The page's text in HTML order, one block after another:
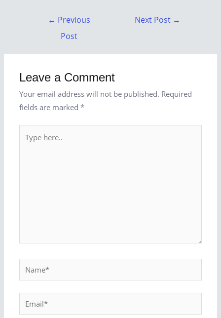
← Previous
Post
Next Post →
Leave a Comment
Your email address will not be published. Required
fields are marked*